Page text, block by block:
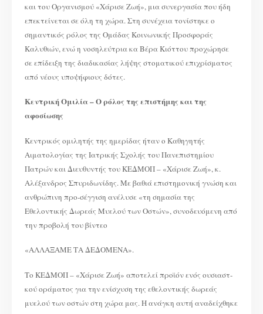
και του Οργανισμού «Χάρισε Ζωή», μια συνεργασία που ήδη
επεκτείνεται σε όλη τη χώρα. Στη συνέχεια τονίστηκε ο
σημαντικός ρόλος της Ομάδας Κοινωνικής Προσφοράς
Καλυθιών, ενώ η νοσηλεύτρια κα Βέρα Κιόττου προχώρησε
σε επίδειξη της διαδικασίας λήψης στοματικού επιχρίσματος
από νέους υποψήφιους δότες.
Κεντρική Ομιλία – Ο ρόλος της επιστήμης και της
αφοσίωσης
Κεντρικός ομιλητής της ημερίδας ήταν ο Καθηγητής
Αιματολογίας της Ιατρικής Σχολής του Πανεπιστημίου
Πατρών και Διευθυντής του ΚΕΔΜΟΠ – «Χάρισε Ζωή», κ.
Αλέξανδρος Σπυριδωνίδης. Με βαθιά επιστημονική γνώση και
ανθρώπινη προ-σέγγιση ανέλυσε «τη σημασία της
Εθελοντικής Δωρεάς Μυελού των Οστών», συνοδευόμενη από
την προβολή του βίντεο
«ΑΛΛΑΞΑΜΕ ΤΑ ΔΕΔΟΜΕΝΑ».
Το ΚΕΔΜΟΠ – «Χάρισε Ζωή» αποτελεί προϊόν ενός ουσιαστ-
κού οράματος για την ενίσχυση της εθελοντικής δωρεάς
μυελού των οστών στη χώρα μας. Η ανάγκη αυτή αναδείχθηκε